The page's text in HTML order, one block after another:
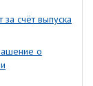
счёт выпуска
о